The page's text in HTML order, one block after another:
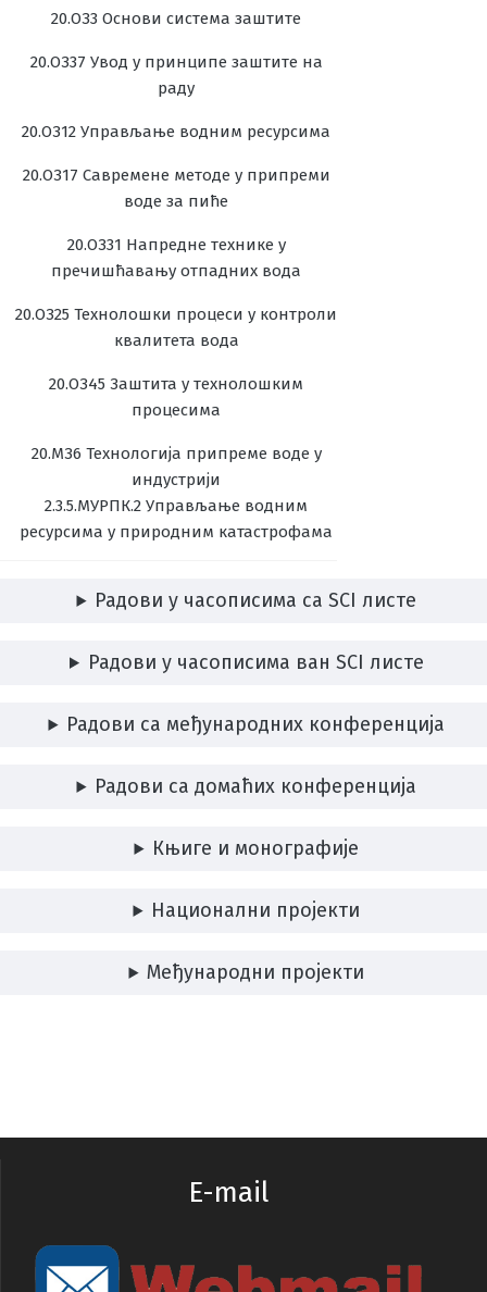
20.ОЗ3 Основи система заштите
20.ОЗ37 Увод у принципе заштите на
раду
20.ОЗ12 Управљање водним ресурсима
20.ОЗ17 Савремене методе у припреми
воде за пиће
20.ОЗ31 Напредне технике у
пречишћавању отпадних вода
20.ОЗ25 Технолошки процеси у контроли
квалитета вода
20.ОЗ45 Заштита у технолошким
процесима
20.МЗ6 Технологија припреме воде у
индустрији
2.3.5.МУРПК.2 Управљање водним
ресурсима у природним катастрофама
Радови у часописима са SCI листе
Радови у часописима ван SCI листе
Радови са међународних конференција
Радови са домаћих конференција
Књиге и монографије
Национални пројекти
Међународни пројекти
E-mail